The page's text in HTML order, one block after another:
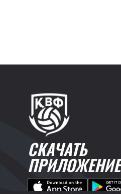
СКАЧАТЬ
ПРИЛОЖЕНИЕ